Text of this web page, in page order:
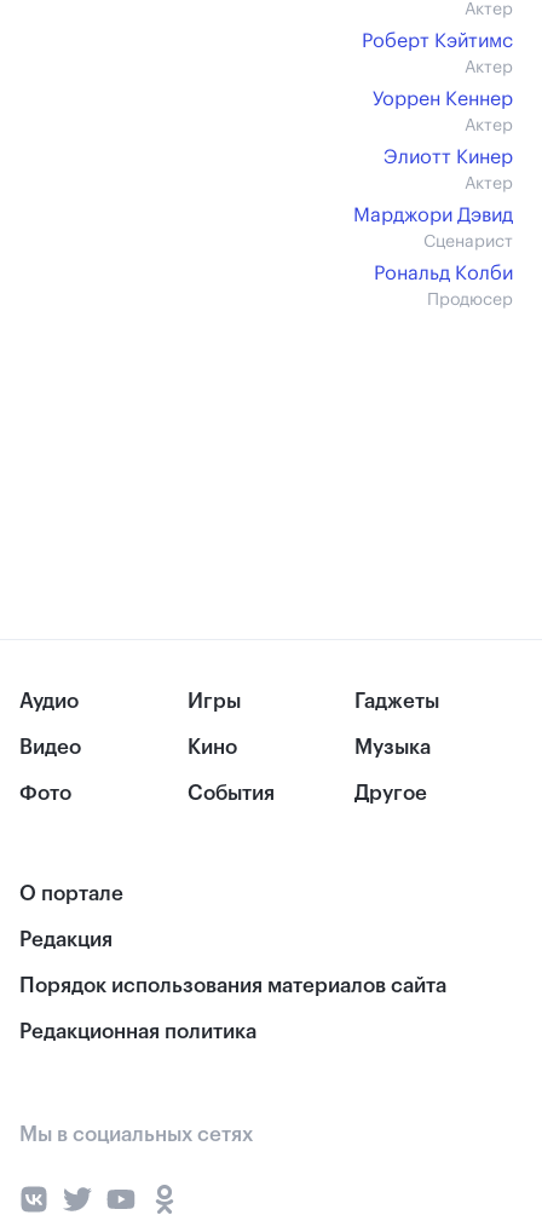
Актер
Роберт Кэйтимс
Актер
Уоррен Кеннер
Актер
Элиотт Кинер
Актер
Марджори Дэвид
Сценарист
Рональд Колби
Продюсер
Аудио
Видео
Фото
Игры
Кино
События
Гаджеты
Музыка
Другое
О портале
Редакция
Порядок использования материалов сайта
Редакционная политика
Мы в социальных сетях